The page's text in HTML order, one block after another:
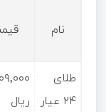
نام
طلای
۲۴ عیار
ریال